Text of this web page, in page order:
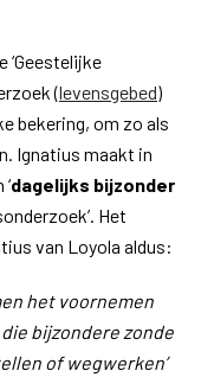
‘Geestelijke
(levensgebed)
bekering, om zo als
Ignatius maakt in
dagelijks bijzonder
Het
van Loyola aldus:
het voornemen
bijzondere zonde
of wegwerken’